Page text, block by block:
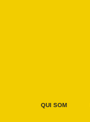
QUI SOM